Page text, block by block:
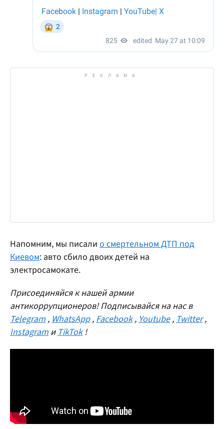
Напомним, мы писали о смертельном ДТП под
Киевом: авто сбило двоих детей на
электросамокате.
Присоединяйся к нашей армии
антикоррупционеров! Подписывайся на нас в
Telegram ,WhatsApp ,Facebook ,Youtube ,Twitter ,
Instagram иTikTok !